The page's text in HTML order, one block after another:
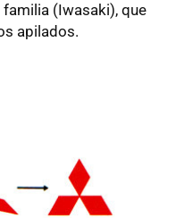
(Iwasaki), que
apilados.